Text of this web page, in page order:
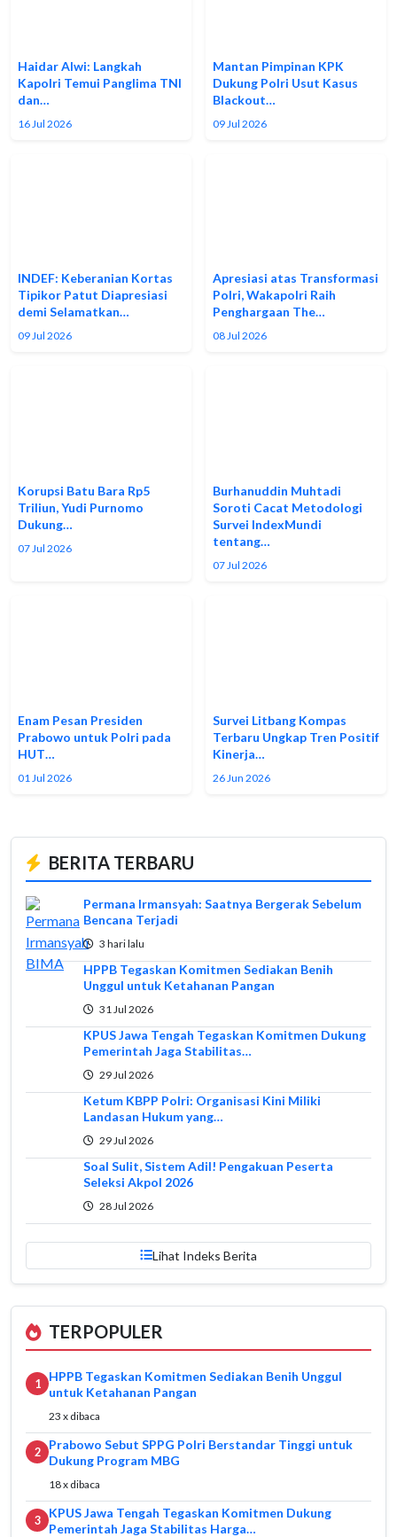
Haidar Alwi: Langkah
Kapolri Temui Panglima TNI
dan…
16 Jul 2026
Mantan Pimpinan KPK
Dukung Polri Usut Kasus
Blackout…
09 Jul 2026
INDEF: Keberanian Kortas
Tipikor Patut Diapresiasi
demi Selamatkan…
09 Jul 2026
Apresiasi atas Transformasi
Polri, Wakapolri Raih
Penghargaan The…
08 Jul 2026
Korupsi Batu Bara Rp5
Triliun, Yudi Purnomo
Dukung…
07 Jul 2026
Burhanuddin Muhtadi
Soroti Cacat Metodologi
Survei IndexMundi
tentang…
07 Jul 2026
Enam Pesan Presiden
Prabowo untuk Polri pada
HUT…
01 Jul 2026
Survei Litbang Kompas
Terbaru Ungkap Tren Positif
Kinerja…
26 Jun 2026
BERITA TERBARU
Permana Irmansyah: Saatnya Bergerak Sebelum
Bencana Terjadi
3 hari lalu
HPPB Tegaskan Komitmen Sediakan Benih
Unggul untuk Ketahanan Pangan
31 Jul 2026
KPUS Jawa Tengah Tegaskan Komitmen Dukung
Pemerintah Jaga Stabilitas…
29 Jul 2026
Ketum KBPP Polri: Organisasi Kini Miliki
Landasan Hukum yang…
29 Jul 2026
Soal Sulit, Sistem Adil! Pengakuan Peserta
Seleksi Akpol 2026
28 Jul 2026
Lihat Indeks Berita
TERPOPULER
1
HPPB Tegaskan Komitmen Sediakan Benih Unggul
untuk Ketahanan Pangan
23 x dibaca
2
Prabowo Sebut SPPG Polri Berstandar Tinggi untuk
Dukung Program MBG
18 x dibaca
3
KPUS Jawa Tengah Tegaskan Komitmen Dukung
Pemerintah Jaga Stabilitas Harga…